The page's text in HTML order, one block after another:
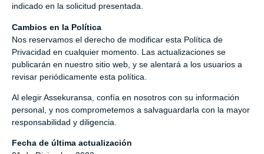
indicado en la solicitud presentada.
Cambios en la Política
Nos reservamos el derecho de modificar esta Política de
Privacidad en cualquier momento. Las actualizaciones se
publicarán en nuestro sitio web, y se alentará a los usuarios a
revisar periódicamente esta política.
Al elegir Assekuransa, confía en nosotros con su información
personal, y nos comprometemos a salvaguardarla con la mayor
responsabilidad y diligencia.
Fecha de última actualización